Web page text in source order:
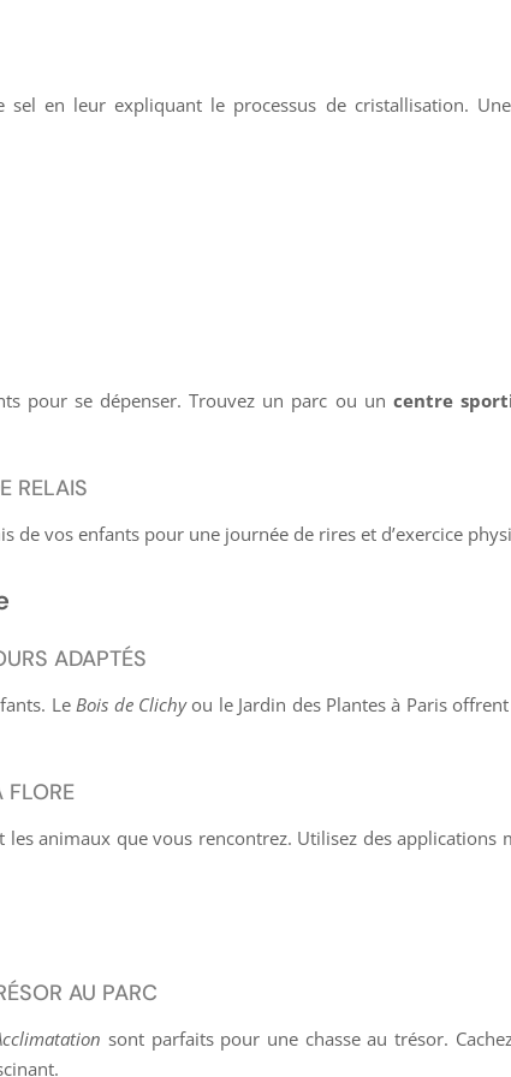
en leur expliquant le processus de cristallisation.
pour se dépenser. Trouvez un parc ou un centre
RELAIS
de vos enfants pour une journée de rires et d’exercice
ADAPTÉS
LeBois de Clichyou le Jardin des Plantesà Paris
FLORE
les animaux que vous rencontrez. Utilisez des applications
AU PARC
sont parfaits pour une chasse au trésor.